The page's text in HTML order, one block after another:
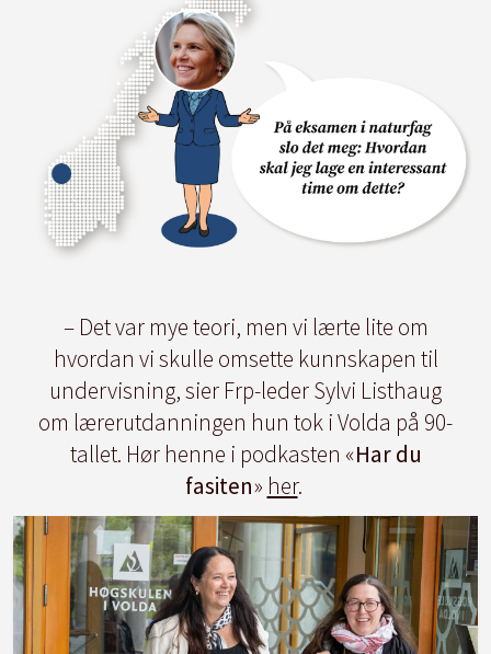
– Det var mye teori, men vi lærte lite om
hvordan vi skulle omsette kunnskapen til
undervisning, sier Frp-leder Sylvi Listhaug
om lærerutdanningen hun tok i Volda på 90-
tallet. Hør henne i podkasten «Har du
fasiten» her.